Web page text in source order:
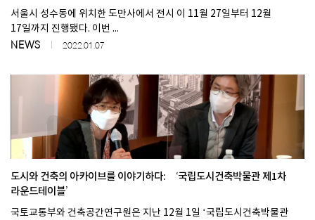
서울시 성수동에 위치한 도만사에서 전시 이 11월 27일부터 12월
17일까지 진행됐다. 이번 ...
NEWS 2022.01.07
도시와 건축의 아카이브를 이야기하다: ‘국립도시건축박물관 제1차
라운드테이블’
국토교통부와 건축공간연구원은 지난 12월 1일 ‘국립도시건축박물관